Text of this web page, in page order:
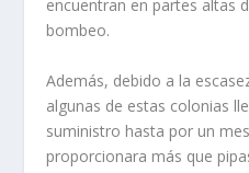
encuentran en partes altas
bombeo.
Además, debido a la
algunas de estas colonias
suministro hasta por un
proporcionara más que